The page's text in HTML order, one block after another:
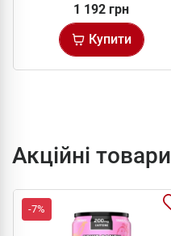
1 192 грн
Купити
Акційні товари
-7%